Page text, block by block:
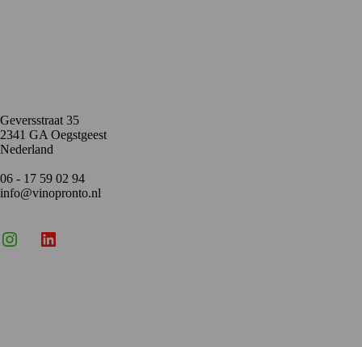
Geversstraat 35
2341 GA Oegstgeest
Nederland
06 - 17 59 02 94
info@vinopronto.nl
InstagramLinkedIn